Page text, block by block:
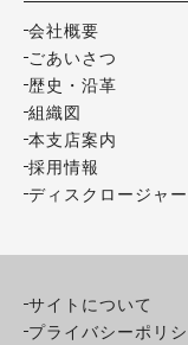
会社概要
ごあいさつ
歴史・沿革
組織図
本支店案内
採用情報
ディスクロージャー
サイトについて
プライバシーポリ